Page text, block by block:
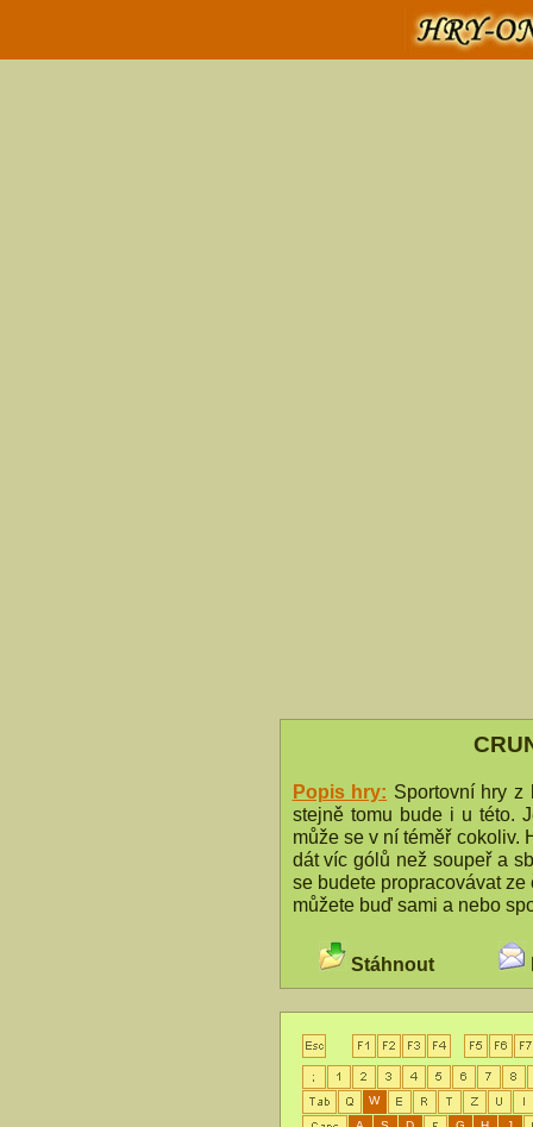
Popis hry: Sportovní hry z
stejně tomu bude i u této.
může se v ní téměř cokoliv.
dát víc gólů než soupeř a
se budete propracovávat
můžete buď sami a nebo
Stáhnout
W